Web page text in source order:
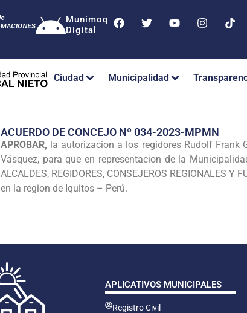
Munimoq
Digital
Ciudad Municipalidad
ACUERDO DE CONCEJO Nº 034-2023-MPMN
APROBAR, la autorizacion a los regidores Rudolf Frank
Vásquez, para que en representacion de la
ALCALDES, REGIDORES, CONSEJEROS REGIONALES
en la region de Iquitos – Perú.
APLICATIVOS MUNICIPALES
Registro Civil